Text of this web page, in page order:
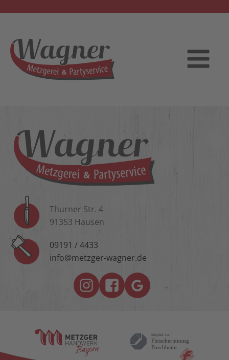
Thurner Str. 4
91353 Hausen
09191 / 4433
info@metzger-wagner.de